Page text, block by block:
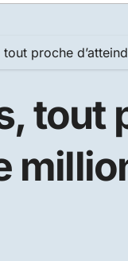
tout proche
tout